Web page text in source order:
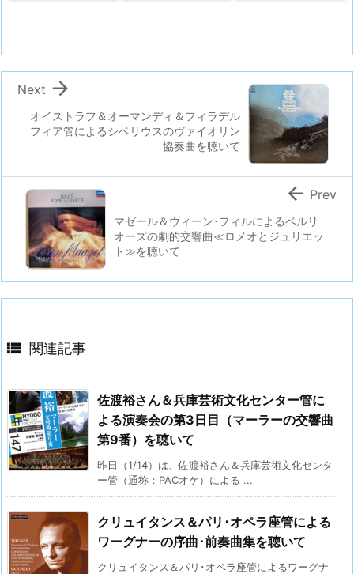
オイストラフ＆オーマンディ＆フィラデル
フィア管によるシベリウスのヴァイオリン
協奏曲を聴いて

Next
マゼール＆ウィーン･フィルによるベルリ
オーズの劇的交響曲≪ロメオとジュリエッ
ト≫を聴いて
 Prev
 関連記事
佐渡裕さん＆兵庫芸術文化センター管に
よる演奏会の第3日目（マーラーの交響曲
第9番）を聴いて
昨日（1/14）は、佐渡裕さん＆兵庫芸術文化センタ
ー管（通称：PACオケ）による ...
クリュイタンス＆パリ･オペラ座管による
ワーグナーの序曲･前奏曲集を聴いて
クリュイタンス＆パリ･オペラ座管によるワーグナ